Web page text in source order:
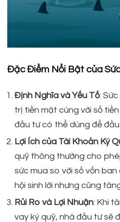
Đặc Điểm Nổi Bật của
Định Nghĩa và Yếu Tố:
trị tiền mặt cùng với số
đầu tư có thể dùng để đầu
Lợi Ích của Tài Khoản Ký
quỹ thông thường cho
sức mua so với số vốn
hội sinh lời nhưng cũng
Rủi Ro và Lợi Nhuận: Khi
vay ký quỹ, nhà đầu tư sẽ